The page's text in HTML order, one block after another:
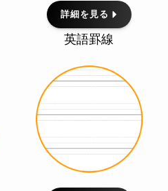
詳細を見る
英語罫線